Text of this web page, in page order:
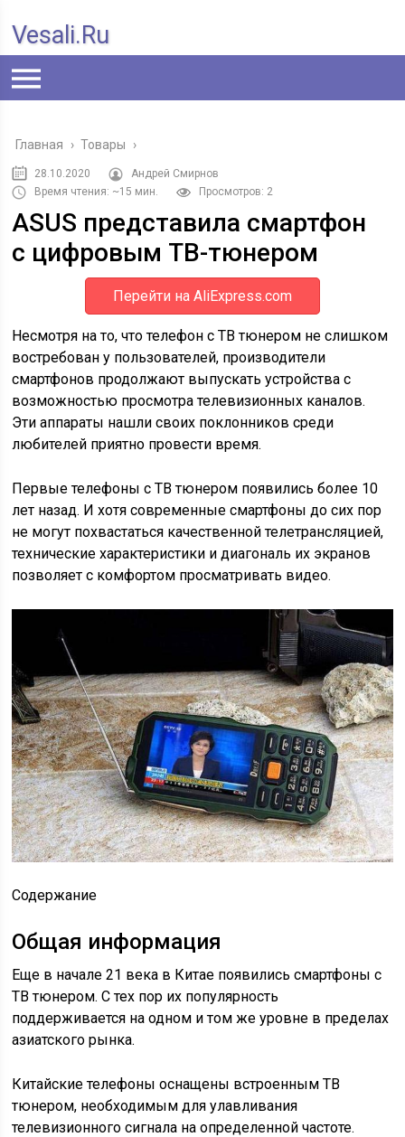
Vesali.ru
Главная › Товары ›
28.10.2020
Андрей Смирнов
Время чтения: ~15 мин.
Просмотров: 2
ASUS представила смартфон
с цифровым ТВ-тюнером
Перейти на AliExpress.com
Несмотря на то, что телефон с ТВ тюнером не слишком
востребован у пользователей, производители
смартфонов продолжают выпускать устройства с
возможностью просмотра телевизионных каналов.
Эти аппараты нашли своих поклонников среди
любителей приятно провести время.
Первые телефоны с ТВ тюнером появились более 10
лет назад. И хотя современные смартфоны до сих пор
не могут похвастаться качественной телетрансляцией,
технические характеристики и диагональ их экранов
позволяет с комфортом просматривать видео.
Содержание
Общая информация
Еще в начале 21 века в Китае появились смартфоны с
ТВ тюнером. С тех пор их популярность
поддерживается на одном и том же уровне в пределах
азиатского рынка.
Китайские телефоны оснащены встроенным ТВ
тюнером, необходимым для улавливания
телевизионного сигнала на определенной частоте.